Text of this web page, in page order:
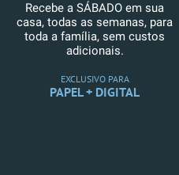
Recebe a SÁBADO em sua
casa, todas as semanas, para
toda a família, sem custos
adicionais.
EXCLUSIVO PARA
PAPEL + DIGITAL